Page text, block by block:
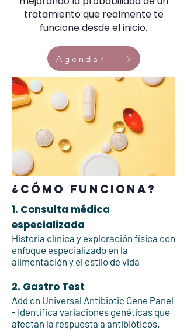
tratamiento que realmente te
funcione desde el inicio.
Agendar
¿Cómo funciona?
1. Consulta médica
especializada
Historia clínica y exploración física con
enfoque especializado en la
alimentación y el estilo de vida
2. Gastro Test
Add on Universal Antibiotic Gene Panel
- Identifica variaciones genéticas que
afectan la respuesta a antibióticos.